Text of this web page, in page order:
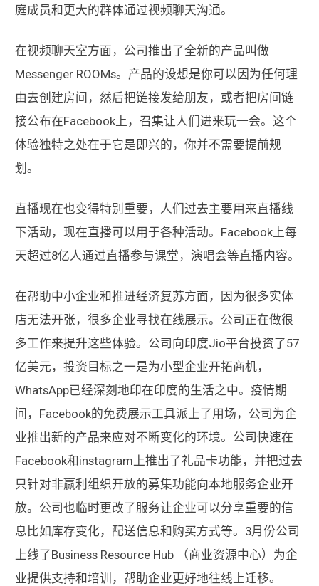
庭成员和更大的群体通过视频聊天沟通。
在视频聊天室方面，公司推出了全新的产品叫做
Messenger ROOMs。产品的设想是你可以因为任何理
由去创建房间，然后把链接发给朋友，或者把房间链
接公布在Facebook上，召集让人们进来玩一会。这个
体验独特之处在于它是即兴的，你并不需要提前规
划。
直播现在也变得特别重要，人们过去主要用来直播线
下活动，现在直播可以用于各种活动。Facebook上每
天超过8亿人通过直播参与课堂，演唱会等直播内容。
在帮助中小企业和推进经济复苏方面，因为很多实体
店无法开张，很多企业寻找在线展示。公司正在做很
多工作来提升这些体验。公司向印度Jio平台投资了57
亿美元，投资目标之一是为小型企业开拓商机，
WhatsApp已经深刻地印在印度的生活之中。疫情期
间，Facebook的免费展示工具派上了用场，公司为企
业推出新的产品来应对不断变化的环境。公司快速在
Facebook和instagram上推出了礼品卡功能，并把过去
只针对非赢利组织开放的募集功能向本地服务企业开
放。公司也临时更改了服务让企业可以分享重要的信
息比如库存变化，配送信息和购买方式等。3月份公司
上线了Business Resource Hub （商业资源中心）为企
业提供支持和培训，帮助企业更好地往线上迁移。